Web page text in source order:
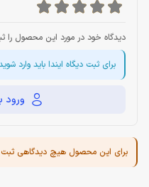
دیدگاه خود در مورد این محصول را
برای ثبت دیگاه ایندا باید وارد
ورود
برای این محصول هیچ دیدگاهی